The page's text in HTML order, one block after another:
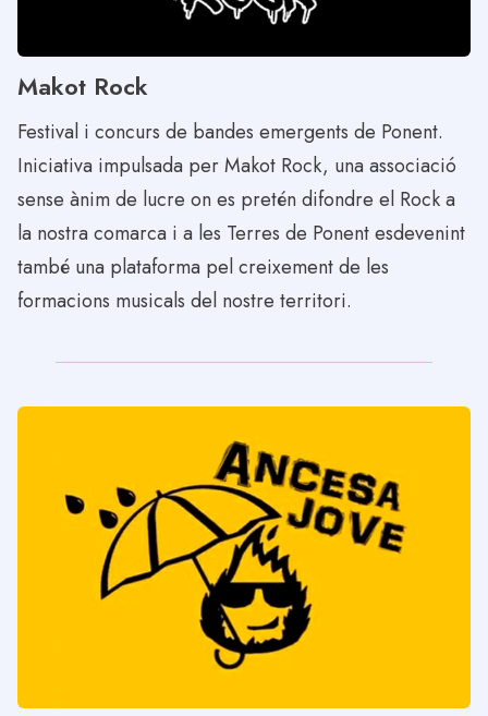
Makot Rock
Festival i concurs de bandes emergents de Ponent.
Iniciativa impulsada per Makot Rock, una associació
sense ànim de lucre on es pretén difondre el Rock a
la nostra comarca i a les Terres de Ponent esdevenint
també una plataforma pel creixement de les
formacions musicals del nostre territori.